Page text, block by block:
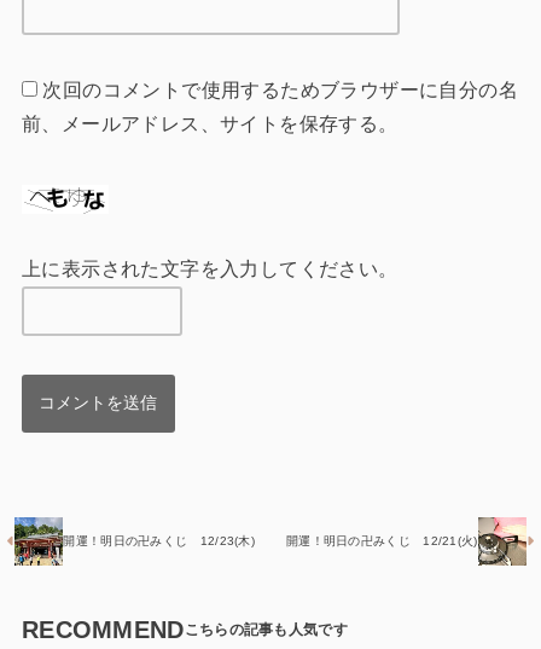
次回のコメントで使用するためブラウザーに自分の名
前、メールアドレス、サイトを保存する。
上に表示された文字を入力してください。
開運！明日の卍みくじ 12/23(木) 開運！明日の卍みくじ 12/21(火)
RECOMMEND